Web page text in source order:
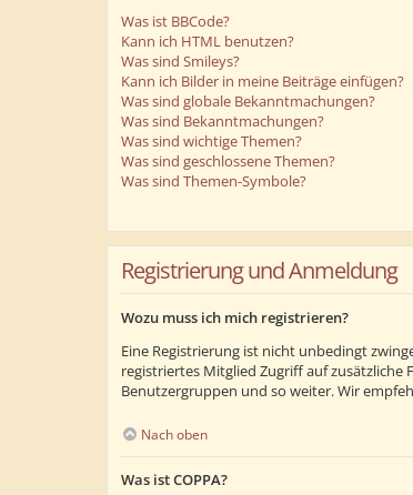
Was ist BBCode?
Kann ich HTML benutzen?
Was sind Smileys?
Kann ich Bilder in meine Beiträge einfügen?
Was sind globale Bekanntmachungen?
Was sind Bekanntmachungen?
Was sind wichtige Themen?
Was sind geschlossene Themen?
Was sind Themen-Symbole?
Registrierung und Anmeldung
Wozu muss ich mich registrieren?
Eine Registrierung ist nicht unbedingt
registriertes Mitglied Zugriff auf zusätzliche
Benutzergruppen und so weiter. Wir
Nach oben
Was ist COPPA?